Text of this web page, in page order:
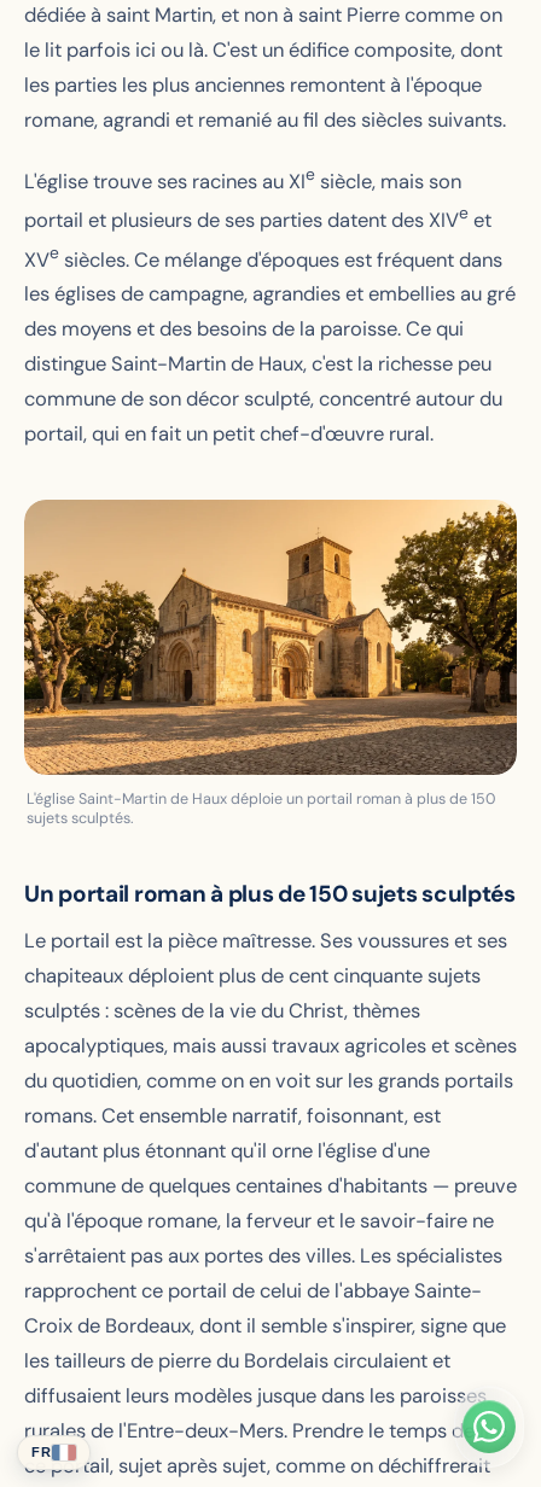
dédiée à saint Martin, et non à saint Pierre comme on
le lit parfois ici ou là. C'est un édifice composite, dont
les parties les plus anciennes remontent à l'époque
romane, agrandi et remanié au fil des siècles suivants.
L'église trouve ses racines au XIe siècle, mais son
portail et plusieurs de ses parties datent des XIVe et
XVe siècles. Ce mélange d'époques est fréquent dans
les églises de campagne, agrandies et embellies au gré
des moyens et des besoins de la paroisse. Ce qui
distingue Saint-Martin de Haux, c'est la richesse peu
commune de son décor sculpté, concentré autour du
portail, qui en fait un petit chef-d'œuvre rural.
L'église Saint-Martin de Haux déploie un portail roman à plus de 150
sujets sculptés.
Un portail roman à plus de 150 sujets sculptés
Le portail est la pièce maîtresse. Ses voussures et ses
chapiteaux déploient plus de cent cinquante sujets
sculptés : scènes de la vie du Christ, thèmes
apocalyptiques, mais aussi travaux agricoles et scènes
du quotidien, comme on en voit sur les grands portails
romans. Cet ensemble narratif, foisonnant, est
d'autant plus étonnant qu'il orne l'église d'une
commune de quelques centaines d'habitants — preuve
qu'à l'époque romane, la ferveur et le savoir-faire ne
s'arrêtaient pas aux portes des villes. Les spécialistes
rapprochent ce portail de celui de l'abbaye Sainte-
Croix de Bordeaux, dont il semble s'inspirer, signe que
les tailleurs de pierre du Bordelais circulaient et
diffusaient leurs modèles jusque dans les paroisses
rurales de l'Entre-deux-Mers. Prendre le temps de lire
ce portail, sujet après sujet, comme on déchiffrerait
FR